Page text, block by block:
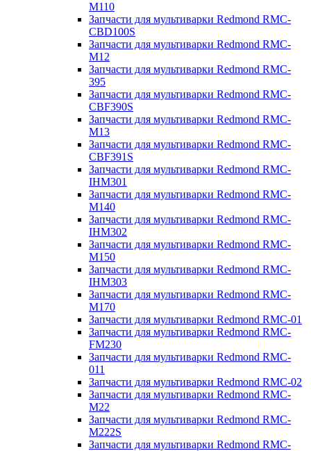
M110
Запчасти для мультиварки Redmond RMC-
CBD100S
Запчасти для мультиварки Redmond RMC-
M12
Запчасти для мультиварки Redmond RMC-
395
Запчасти для мультиварки Redmond RMC-
CBF390S
Запчасти для мультиварки Redmond RMC-
M13
Запчасти для мультиварки Redmond RMC-
CBF391S
Запчасти для мультиварки Redmond RMC-
IHM301
Запчасти для мультиварки Redmond RMC-
M140
Запчасти для мультиварки Redmond RMC-
IHM302
Запчасти для мультиварки Redmond RMC-
M150
Запчасти для мультиварки Redmond RMC-
IHM303
Запчасти для мультиварки Redmond RMC-
M170
Запчасти для мультиварки Redmond RMC-01
Запчасти для мультиварки Redmond RMC-
FM230
Запчасти для мультиварки Redmond RMC-
011
Запчасти для мультиварки Redmond RMC-02
Запчасти для мультиварки Redmond RMC-
M22
Запчасти для мультиварки Redmond RMC-
M222S
Запчасти для мультиварки Redmond RMC-